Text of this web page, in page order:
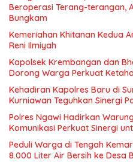
Beroperasi Terang-terangan,
Bungkam
Kemeriahan Khitanan Kedua
Reni Ilmiyah
Kapolsek Krembangan dan
Dorong Warga Perkuat
Kehadiran Kapolres Baru di
Kurniawan Teguhkan Sinergi
Polres Ngawi Hadirkan
Komunikasi Perkuat Sinergi
Peduli Warga di Tengah
8.000 Liter Air Bersih ke Desa